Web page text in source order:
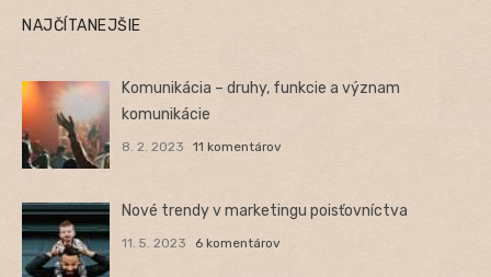
NAJČÍTANEJŠIE
Komunikácia – druhy, funkcie a význam
komunikácie
8. 2. 2023 11 komentárov
Nové trendy v marketingu poisťovníctva
11. 5. 2023 6 komentárov